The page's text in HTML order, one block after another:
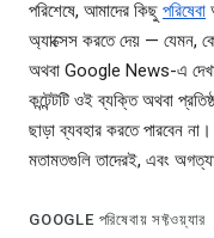
পরিশেষে, আমাদের কিছু পরিষেবা
অ্যাক্সেস করতে দেয় — যেমন,
অথবা Google News-এ
কন্টেন্টটি ওই ব্যক্তি অথবা
ছাড়া ব্যবহার করতে পারবেন
মতামতগুলি তাদেরই, এবং
GOOGLE পরিষেবায় সফ্টওয়্যার